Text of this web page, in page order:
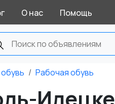
О нас Помощь
Рабочая обувь